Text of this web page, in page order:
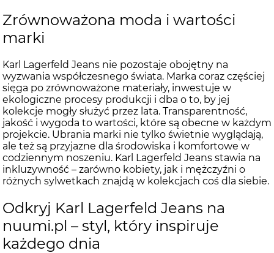
Zrównoważona moda i wartości
marki
Karl Lagerfeld Jeans nie pozostaje obojętny na
wyzwania współczesnego świata. Marka coraz częściej
sięga po zrównoważone materiały, inwestuje w
ekologiczne procesy produkcji i dba o to, by jej
kolekcje mogły służyć przez lata. Transparentność,
jakość i wygoda to wartości, które są obecne w każdym
projekcie. Ubrania marki nie tylko świetnie wyglądają,
ale też są przyjazne dla środowiska i komfortowe w
codziennym noszeniu. Karl Lagerfeld Jeans stawia na
inkluzywność – zarówno kobiety, jak i mężczyźni o
różnych sylwetkach znajdą w kolekcjach coś dla siebie.
Odkryj Karl Lagerfeld Jeans na
nuumi.pl – styl, który inspiruje
każdego dnia